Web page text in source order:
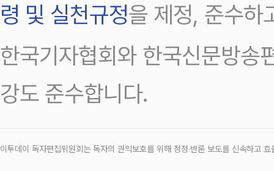
령 및 실천규정을 제정, 준수하
한국기자협회와 한국신문방송
강도 준수합니다.
이투데이 독자편집위원회는 독자의 권익보호를 위해 정정‧반론 보도를 신속하고